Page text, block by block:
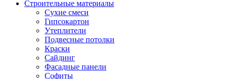
Строительные материалы
Сухие смеси
Гипсокартон
Утеплители
Подвесные потолки
Краски
Сайдинг
Фасадные панели
Софиты